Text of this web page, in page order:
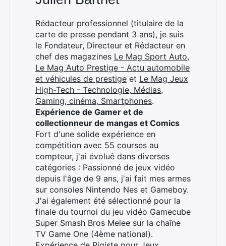
Rédacteur professionnel (titulaire de la
carte de presse pendant 3 ans), je suis
le Fondateur, Directeur et Rédacteur en
chef des magazines Le Mag Sport Auto,
Le Mag Auto Prestige - Actu automobile
et véhicules de prestige et Le Mag Jeux
High-Tech - Technologie, Médias,
Gaming, cinéma, Smartphones.
Expérience de Gamer et de
collectionneur de mangas et Comics
Fort d'une solide expérience en
compétition avec 55 courses au
compteur, j'ai évolué dans diverses
catégories : Passionné de jeux vidéo
depuis l'âge de 9 ans, j'ai fait mes armes
sur consoles Nintendo Nes et Gameboy.
J'ai également été sélectionné pour la
finale du tournoi du jeu vidéo Gamecube
Super Smash Bros Melee sur la chaîne
TV Game One (4ème national).